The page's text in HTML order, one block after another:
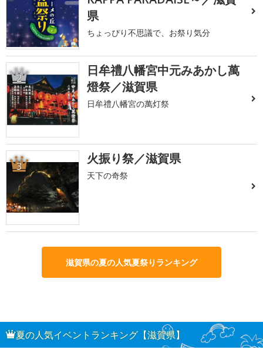
県
ちょっぴり不思議で、お祭り気分
2
日牟禮八幡宮中元みあかし萬
燈祭／滋賀県
日牟禮八幡宮の萬灯祭
3 火振り祭／滋賀県
天下の奇祭
滋賀県の夏の人気夏祭りランキング
夏の人気イベントランキング【滋賀県】